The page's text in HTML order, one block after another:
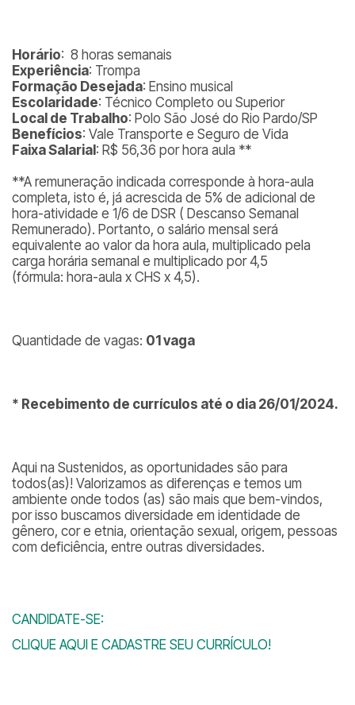
Horário: 8 horas semanais
Experiência: Trompa
Formação Desejada: Ensino musical
Escolaridade: Técnico Completo ou Superior
Local de Trabalho: Polo São José do Rio Pardo/SP
Benefícios: Vale Transporte e Seguro de Vida
Faixa Salarial : R$ 56,36 por hora aula **
**A remuneração indicada corresponde à hora-aula
completa, isto é, já acrescida de 5% de adicional de
hora-atividade e 1/6 de DSR ( Descanso Semanal
Remunerado). Portanto, o salário mensal será
equivalente ao valor da hora aula, multiplicado pela
carga horária semanal e multiplicado por 4,5
(fórmula: hora-aula x CHS x 4,5).
Quantidade de vagas: 01 vaga
* Recebimento de currículos até o dia 26/01/2024.
Aqui na Sustenidos, as oportunidades são para
todos(as)! Valorizamos as diferenças e temos um
ambiente onde todos (as) são mais que bem-vindos,
por isso buscamos diversidade em identidade de
gênero, cor e etnia, orientação sexual, origem, pessoas
com deficiência, entre outras diversidades.
CANDIDATE-SE:
CLIQUE AQUI E CADASTRE SEU CURRÍCULO!